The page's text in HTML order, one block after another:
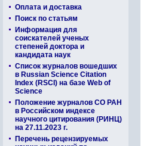
Оплата и доставка
Поиск по статьям
Информация для
соискателей ученых
степеней доктора и
кандидата наук
Список журналов вошедших
в Russian Science Citation
Index (RSCI) на базе Web of
Science
Положение журналов СО РАН
в Российском индексе
научного цитирования (РИНЦ)
на 27.11.2023 г.
Перечень рецензируемых